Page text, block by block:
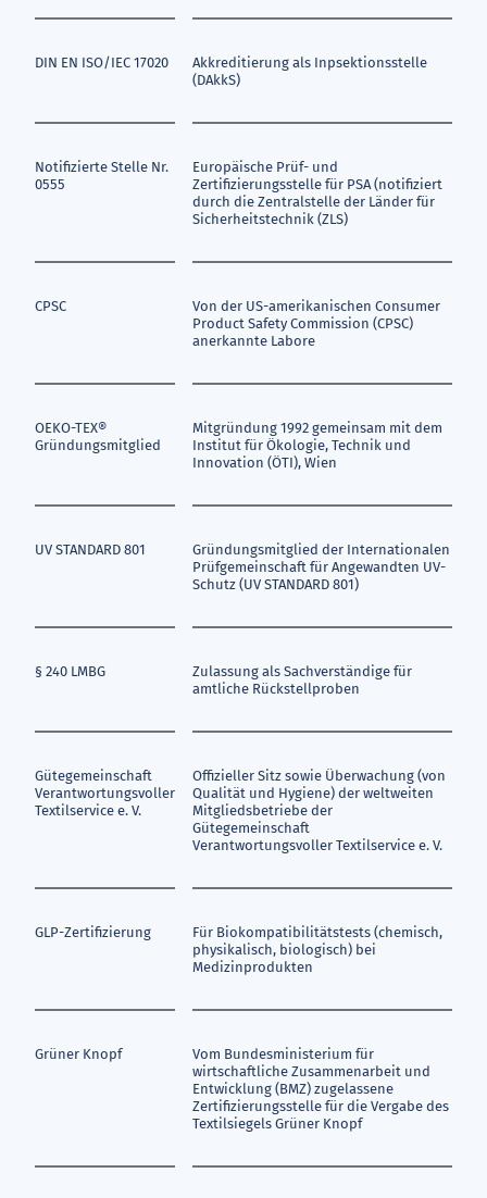
DIN EN ISO/IEC 17020
Akkreditierung als Inpsektionsstelle
(DAkkS)
Notifizierte Stelle Nr.
0555
Europäische Prüf- und
Zertifizierungsstelle für PSA (notifiziert
durch die Zentralstelle der Länder für
Sicherheitstechnik (ZLS)
CPSC
Von der US-amerikanischen Consumer
Product Safety Commission (CPSC)
anerkannte Labore
OEKO-TEX®
Gründungsmitglied
Mitgründung 1992 gemeinsam mit dem
Institut für Ökologie, Technik und
Innovation (ÖTI), Wien
UV STANDARD 801
Gründungsmitglied der Internationalen
Prüfgemeinschaft für Angewandten UV-
Schutz (UV STANDARD 801)
§ 240 LMBG
Zulassung als Sachverständige für
amtliche Rückstellproben
Gütegemeinschaft
Verantwortungsvoller
Textilservice e. V.
Offizieller Sitz sowie Überwachung (von
Qualität und Hygiene) der weltweiten
Mitgliedsbetriebe der
Gütegemeinschaft
Verantwortungsvoller Textilservice e. V.
GLP-Zertifizierung
Für Biokompatibilitätstests (chemisch,
physikalisch, biologisch) bei
Medizinprodukten
Grüner Knopf
Vom Bundesministerium für
wirtschaftliche Zusammenarbeit und
Entwicklung (BMZ) zugelassene
Zertifizierungsstelle für die Vergabe des
Textilsiegels Grüner Knopf